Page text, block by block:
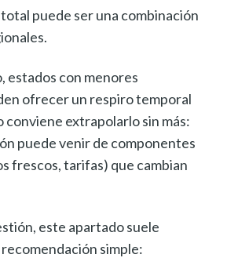
puede ser una combinación
estados con menores
ofrecer un respiro temporal
conviene extrapolarlo sin más:
puede venir de componentes
frescos, tarifas) que cambian
este apartado suele
simple: